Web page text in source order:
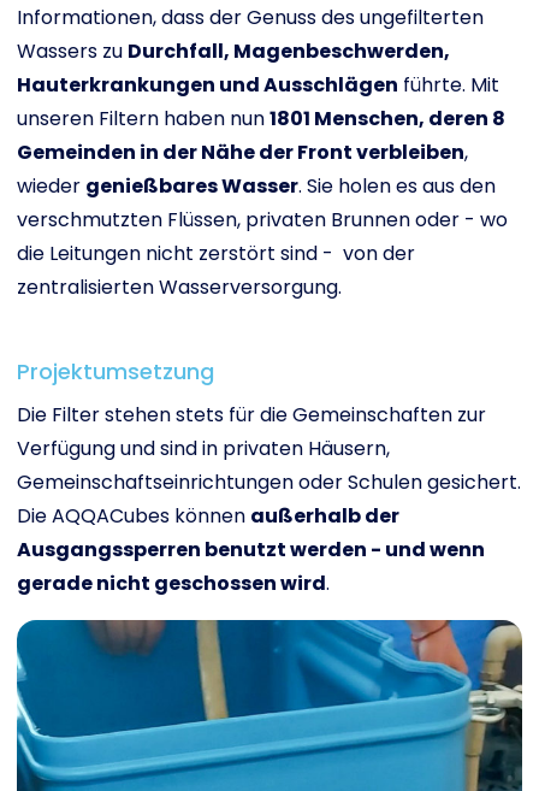
Informationen, dass der Genuss des ungefilterten
Wassers zu Durchfall, Magenbeschwerden,
Hauterkrankungen und Ausschlägen führte. Mit
unseren Filtern haben nun1801 Menschen, deren 8
Gemeinden in der Nähe der Front verbleiben,
wieder genießbares Wasser. Sie holen es aus den
verschmutzten Flüssen, privaten Brunnen oder - wo
die Leitungen nicht zerstört sind - von der
zentralisierten Wasserversorgung.
Projektumsetzung
Die Filter stehen stets für die Gemeinschaften zur
Verfügung und sind in privaten Häusern,
Gemeinschaftseinrichtungen oder Schulen gesichert.
Die AQQACubes können außerhalb der
Ausgangssperren benutzt werden - und wenn
gerade nicht geschossen wird.